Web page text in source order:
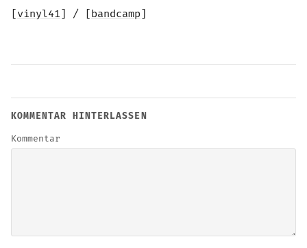
vinyl41 ] / [ bandcamp
KOMMENTAR HINTERLASSEN
Kommentar